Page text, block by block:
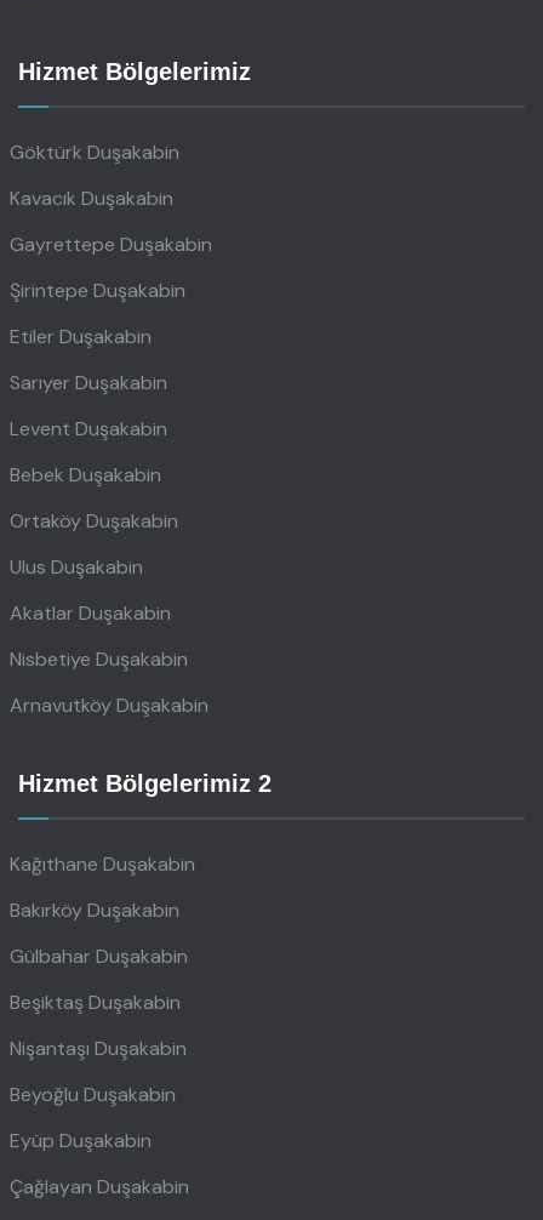
Hizmet Bölgelerimiz
Göktürk Duşakabin
Kavacık Duşakabin
Gayrettepe Duşakabin
Şirintepe Duşakabin
Etiler Duşakabin
Sarıyer Duşakabin
Levent Duşakabin
Bebek Duşakabin
Ortaköy Duşakabin
Ulus Duşakabin
Akatlar Duşakabin
Nisbetiye Duşakabin
Arnavutköy Duşakabin
Hizmet Bölgelerimiz 2
Kağıthane Duşakabin
Bakırköy Duşakabin
Gülbahar Duşakabin
Beşiktaş Duşakabin
Nişantaşı Duşakabin
Beyoğlu Duşakabin
Eyüp Duşakabin
Çağlayan Duşakabin